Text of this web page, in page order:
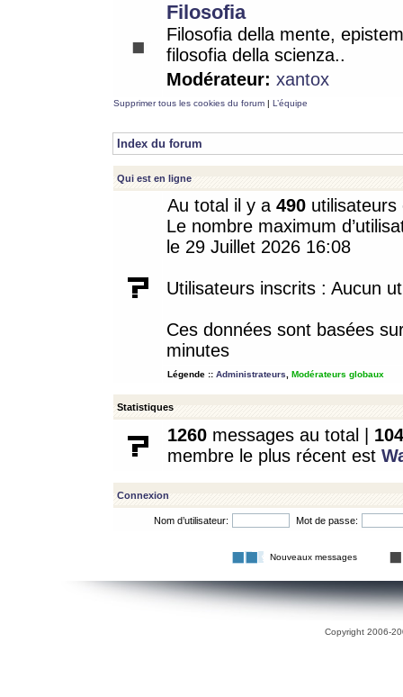
Filosofia
Filosofia della mente,
filosofia della scienza..
Modérateur: xantox
Supprimer tous les cookies du forum | L’équipe
Index du forum
Qui est en ligne
Au total il y a 490
Le nombre maximum
le 29 Juillet 2026 16:08
Utilisateurs inscrits : Aucun
Ces données sont basées
minutes
Légende :: Administrateurs Modérateurs globaux
Statistiques
1260 messages au total | 104
membre le plus récent est
Connexion
Nom d’utilisateur: Mot de passe:
Nouveaux messages
Copyright 2006-